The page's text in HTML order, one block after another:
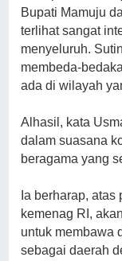
Bupati Mamuju
terlihat sangat
menyeluruh.
membeda-
ada di wilayah
Alhasil, kata
dalam suasana
beragama yang
Ia berharap,
kemenag RI,
untuk membawa
sebagai daerah